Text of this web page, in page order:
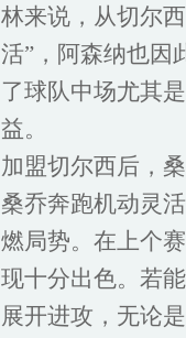
林来说，从切尔
活”，阿森纳也因
了球队中场尤其
益。
加盟切尔西后，
桑乔奔跑机动灵
燃局势。在上个
现十分出色。若
展开进攻，无论